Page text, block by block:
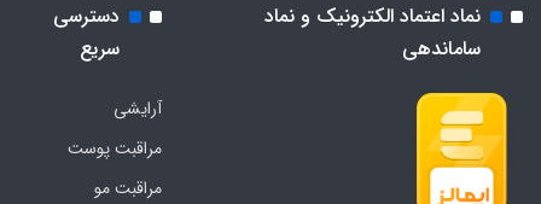
نماد اعتماد الکترونیک و نماد
ساماندهی
دسترسی
سریع
آرایشی
مراقبت پوست
مراقبت مو